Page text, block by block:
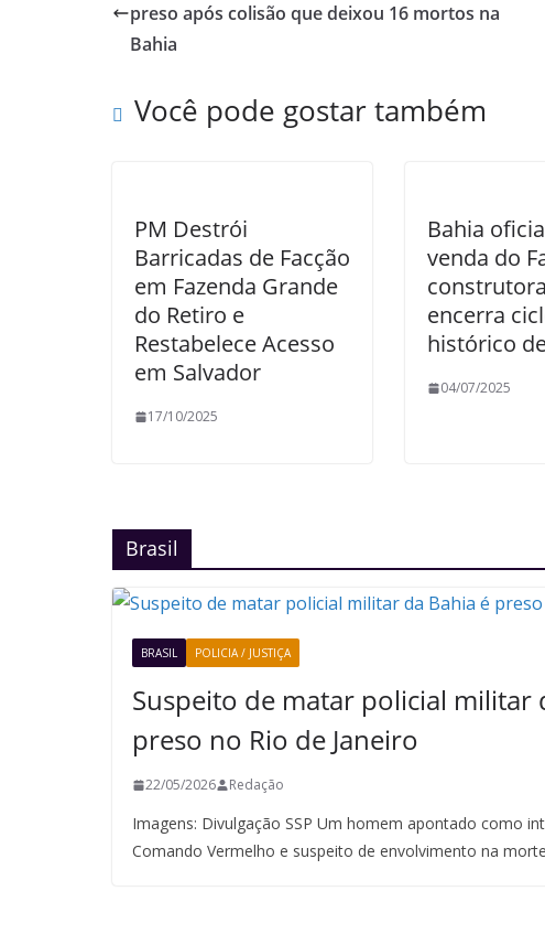
preso após colisão que deixou 16 mortos na
Bahia
Você pode gostar também
PM Destrói
Barricadas de Facção
em Fazenda Grande
do Retiro e
Restabelece Acesso
em Salvador
17/10/2025
Bahia
venda do
encerra
histórico
04/07/2025
Brasil
BRASIL POLICIA / JUSTIÇA
Suspeito de matar policial militar
preso no Rio de Janeiro
22/05/2026 Redação
Imagens: Divulgação SSP Um homem apontado como
Comando Vermelho e suspeito de envolvimento na